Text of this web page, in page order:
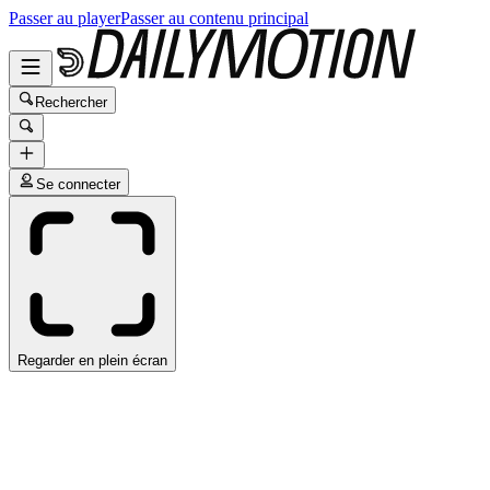
Passer au playerPasser au contenu principal
Rechercher
Se connecter
Regarder en plein écran